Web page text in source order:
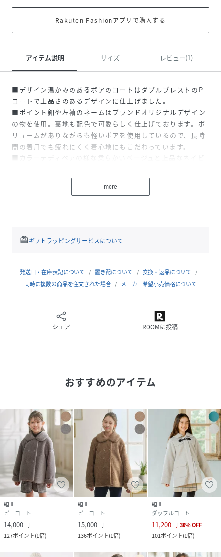
Rakuten Fashionアプリで購入する
アイテム説明 サイズ レビュー(1)
■デザイン温かみのあるボアのコートはダブルブレストのP
コートで上品さのあるデザインに仕上げました。
■ポイント釦や左袖のネームはブランドオリジナルデザイン
の物を使用。裏地も配色で可愛らしく仕上げております。ボ
リュームがありながらも軽いボアを使用しているので、長時
間の着用でも疲れにくく着心地にもこだわっています。
■カラーテディベアの様な柔らかいベージュと上品なネイビ
※撮影商品はサンプルを使用しているため、実際にお届けす
る商品と仕様やサイズが異なる場合がございます。
素材
ベージュ系/ネイビー系:[表地]ポリエステ
ル:100%[裏地]ポリエステル:100%[別布]ポリエ
110[110]、120[120]、130[130]、140[140]
【本体のみ】40℃まで弱洗濯可 漂白不可 タンブ
NE2458_SCKGCW0101
more
redeemギフトラッピングサービスについて
発送日・在庫表記について 置き配について
交換・返品について
同時に複数の商品を注文された場合
メーカー希望小売価格について
シェア ROOMに投稿
おすすめのアイテム
組曲
ピーコート
14,000円
127ポイント(1倍)
組曲
ピーコート
15,000円
136ポイント(1倍)
組曲
ダッフルコート
11,200円 30%OFF
101ポイント(1倍)